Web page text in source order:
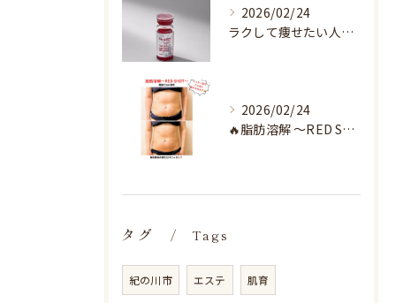
2026/02/24
ラクして痩せたい人へ♡
2026/02/24
🔥脂肪溶解 〜RED SHOT〜🔥
タグ Tags
紀の川市 エステ 肌育